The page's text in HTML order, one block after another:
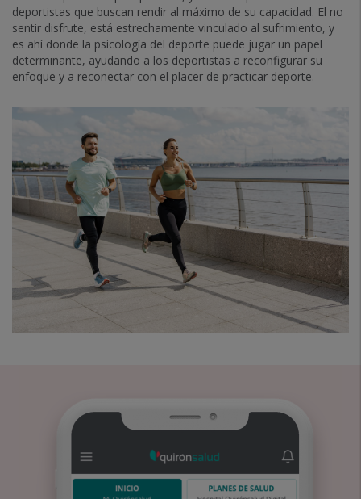
deportistas que buscan rendir al máximo de su capacidad. El no
sentir disfrute, está estrechamente vinculado al sufrimiento, y
es ahí donde la psicología del deporte puede jugar un papel
determinante, ayudando a los deportistas a reconfigurar su
enfoque y a reconectar con el placer de practicar deporte.